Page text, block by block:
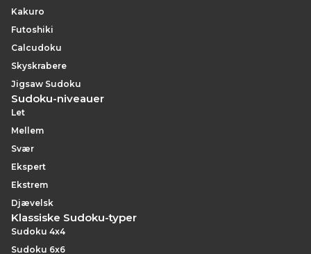
Kakuro
Futoshiki
Calcudoku
Skyskrabere
Jigsaw Sudoku
Sudoku-niveauer
Let
Mellem
Svær
Ekspert
Ekstrem
Djævelsk
Klassiske Sudoku-typer
Sudoku 4x4
Sudoku 6x6